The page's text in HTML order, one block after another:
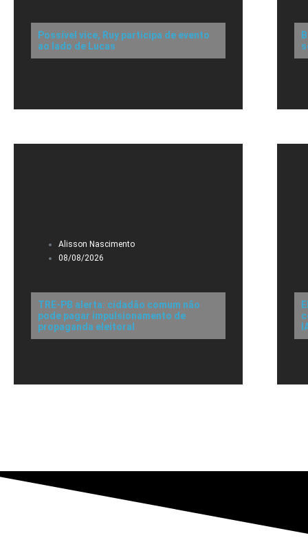
Possível vice, Ruy participa de evento
ao lado de Lucas
Alisson Nascimento
08/08/2026
TRE-PB alerta: cidadão comum não
pode pagar impulsionamento de
propaganda eleitoral